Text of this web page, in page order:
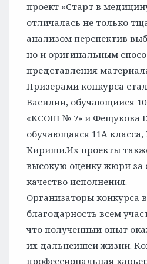
проект «Старт в
отличалась не только
анализом перспектив
но и оригинальным
представления
Призерами конкурса
Василий, обучающийся
«КСОШ № 7» и Фещукова
обучающаяся 11А
Кириши.Их проекты
высокую оценку жюри за
качество исполнения.
Организаторы конкурса
благодарность всем
что полученный опыт
их дальнейшей жизни.
профессиональная